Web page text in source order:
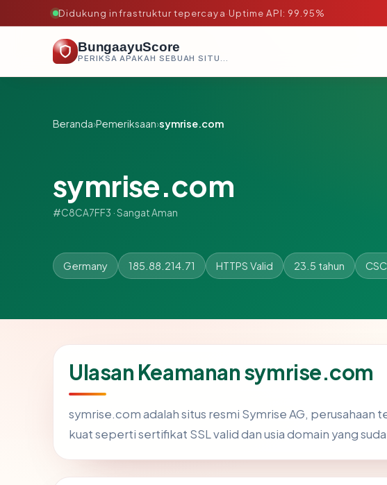
Didukung infrastruktur tepercaya·Uptime API: 99.95%
BungaayuScore
PERIKSA APAKAH SEBUAH SITUS AMAN, TEPERCAYA, DAN TERVERIFIKASI DALAM HITUNGAN DETIK.
Beranda›Pemeriksaan›symrise.com
symrise.com
#C8CA7FF3 · Sangat Aman
Germany 185.88.214.71 HTTPS Valid 23.5 tahun
Ulasan Keamanan symrise.com
symrise.com adalah situs resmi Symrise AG, perusahaan
kuat seperti sertifikat SSL valid dan usia domain yang